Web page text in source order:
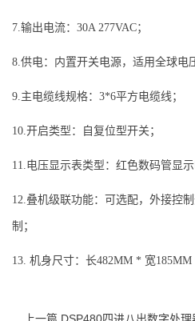
7.输出电流：30A 277VAC；
8.供电：内置开关电源，适用全球电
9.主电缆线规格：3*6平方电缆线；
10.开启类型：自复位型开关；
11.电压显示表类型：红色数码管显示
12.叠机级联功能：可选配，外接控
制；
13. 机身尺寸：长482MM * 宽185MM